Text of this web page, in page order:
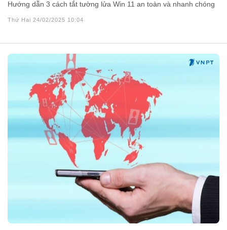
Hướng dẫn 3 cách tắt tường lửa Win 11 an toàn và nhanh chóng
Thứ Hai 24/02/2025 10:04